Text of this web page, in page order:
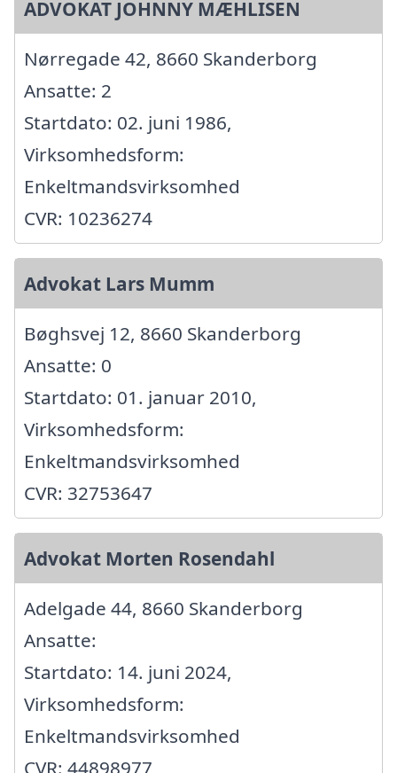
ADVOKAT JOHNNY MÆHLISEN
Nørregade 42, 8660 Skanderborg
Ansatte: 2
Startdato: 02. juni 1986,
Virksomhedsform:
Enkeltmandsvirksomhed
CVR: 10236274
Advokat Lars Mumm
Bøghsvej 12, 8660 Skanderborg
Ansatte: 0
Startdato: 01. januar 2010,
Virksomhedsform:
Enkeltmandsvirksomhed
CVR: 32753647
Advokat Morten Rosendahl
Adelgade 44, 8660 Skanderborg
Ansatte:
Startdato: 14. juni 2024,
Virksomhedsform:
Enkeltmandsvirksomhed
CVR: 44898977